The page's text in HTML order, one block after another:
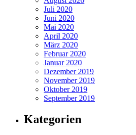
Juli 2020
Juni 2020
Mai 2020
April 2020
März 2020
Februar 2020
Januar 2020
Dezember 2019
November 2019
Oktober 2019
September 2019
Kategorien